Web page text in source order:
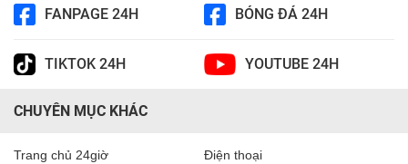
FANPAGE 24H BÓNG ĐÁ 24H
TIKTOK 24H YOUTUBE 24H
CHUYÊN MỤC KHÁC
Trang chủ 24giờ Điện thoại